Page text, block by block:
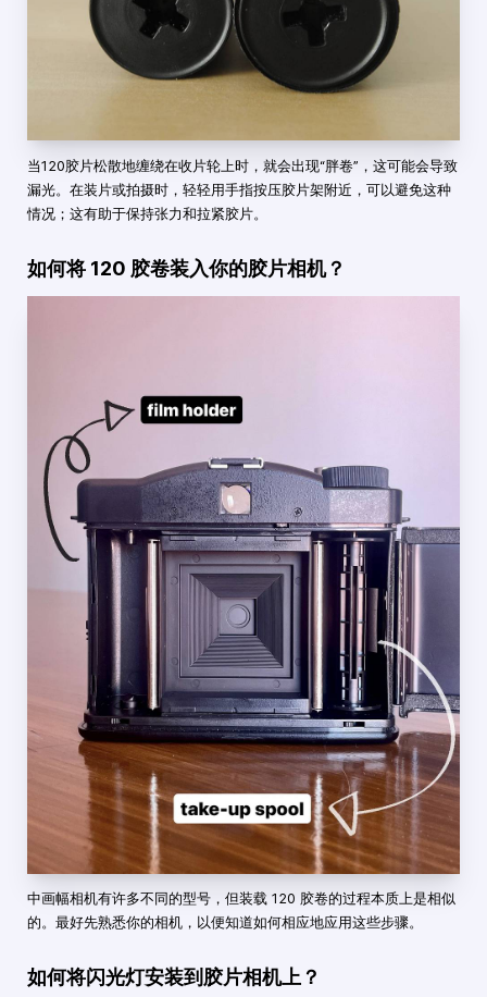
当120胶片松散地缠绕在收片轮上时，就会出现“胖卷”，这可能会导致
漏光。在装片或拍摄时，轻轻用手指按压胶片架附近，可以避免这种
情况；这有助于保持张力和拉紧胶片。
如何将 120 胶卷装入你的胶片相机？
中画幅相机有许多不同的型号，但装载 120 胶卷的过程本质上是相似
的。最好先熟悉你的相机，以便知道如何相应地应用这些步骤。
如何将闪光灯安装到胶片相机上？